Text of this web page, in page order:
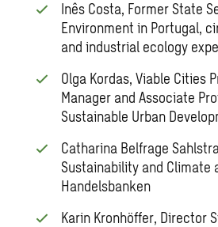
Inês Costa, Former State
Environment in Portugal,
and industrial ecology
Olga Kordas, Viable Cities
Manager and Associate
Sustainable Urban
Catharina Belfrage
Sustainability and Climate
Handelsbanken
Karin Kronhöffer, Director